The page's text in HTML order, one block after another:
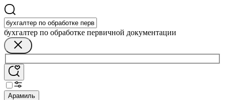
бухгалтер по обработке первичной документации
Арамиль